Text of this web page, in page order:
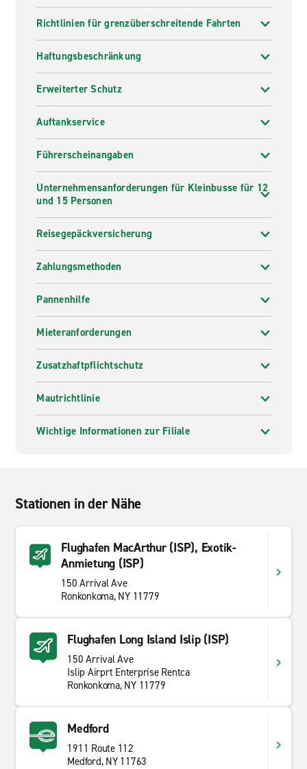
Richtlinien für grenzüberschreitende Fahrten
Haftungsbeschränkung
Erweiterter Schutz
Auftankservice
Führerscheinangaben
Unternehmensanforderungen für Kleinbusse für 12
und 15 Personen
Reisegepäckversicherung
Zahlungsmethoden
Pannenhilfe
Mieteranforderungen
Zusatzhaftpflichtschutz
Mautrichtlinie
Wichtige Informationen zur Filiale
Stationen in der Nähe
Flughafen MacArthur (ISP), Exotik-
Anmietung (ISP)
150 Arrival Ave
Ronkonkoma, NY 11779
Flughafen Long Island Islip (ISP)
150 Arrival Ave
Islip Airprt Enterprise Rentca
Ronkonkoma, NY 11779
Medford
1911 Route 112
Medford, NY 11763